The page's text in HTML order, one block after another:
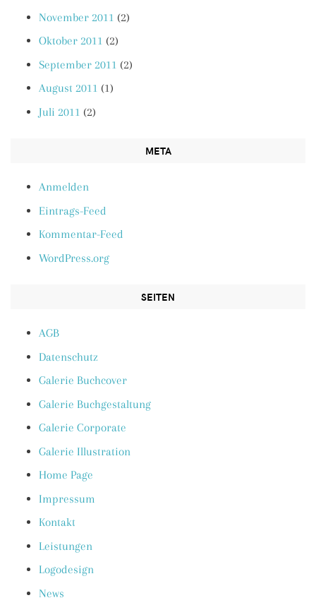
November 2011 (2)
Oktober 2011 (2)
September 2011 (2)
August 2011 (1)
Juli 2011 (2)
META
Anmelden
Eintrags-Feed
Kommentar-Feed
WordPress.org
SEITEN
AGB
Datenschutz
Galerie Buchcover
Galerie Buchgestaltung
Galerie Corporate
Galerie Illustration
Home Page
Impressum
Kontakt
Leistungen
Logodesign
News